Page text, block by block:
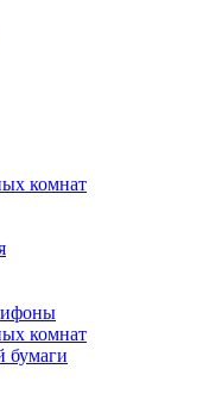
комнат
комнат
бумаги